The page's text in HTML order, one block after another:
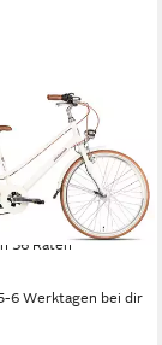
6 26
529,99 €
36 Raten
6 Werktagen bei dir